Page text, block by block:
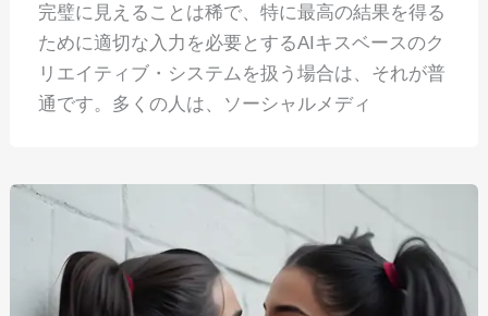
完璧に見えることは稀で、特に最高の結果を得る
ために適切な入力を必要とするAIキスベースのク
リエイティブ・システムを扱う場合は、それが普
通です。多くの人は、ソーシャルメディ